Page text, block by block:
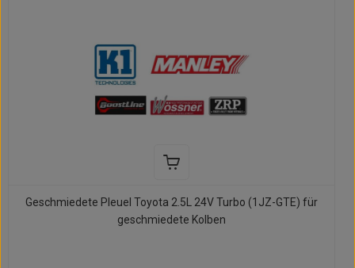
Geschmiedete Pleuel Toyota 2.5L 24V Turbo (1JZ-GTE) für
geschmiedete Kolben